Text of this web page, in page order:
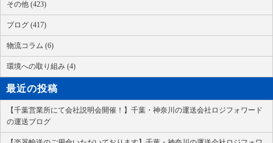
その他 (423)
ブログ (417)
物流コラム (6)
環境への取り組み (4)
最近の投稿
【千葉営業所にて会社説明会開催！】千葉・神奈川の運送会社ロジフォワード
の運送ブログ